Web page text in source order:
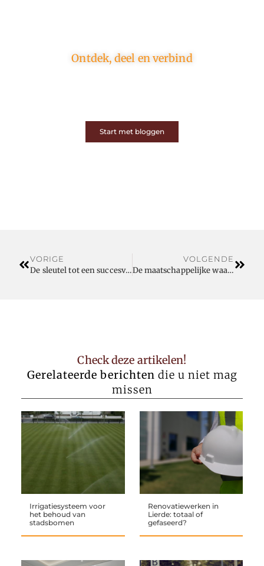
Ontdek, deel en verbind
Start met bloggen
VORIGE
De sleutel tot een succesvol bouwproject: bouwdroger en werfkasten huren
VOLGENDE
De maatschappelijke waarde van sportkooien
Check deze artikelen!
Gerelateerde berichten die u niet mag
missen
Irrigatiesysteem voor
het behoud van
stadsbomen
Renovatiewerken in
Lierde: totaal of
gefaseerd?